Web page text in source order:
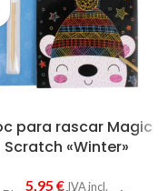
para rascar Magic
Scratch «Winter»
5,95 € IVA incl.